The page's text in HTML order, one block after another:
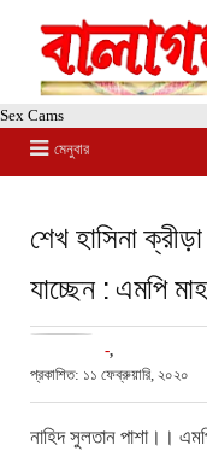
Sex Cams
মেনুবার
শেখ হাসিনা
যাচ্ছেন : এমপি
-,
প্রকাশিত: ১১ ফেব্রুয়ারি, ২০২০
নাহিদ সুলতান পাশা।।